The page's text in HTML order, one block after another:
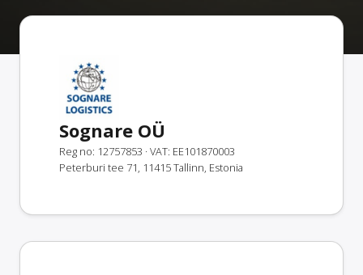
Sognare OÜ
Reg no: 12757853 · VAT: EE101870003
Peterburi tee 71, 11415 Tallinn, Estonia